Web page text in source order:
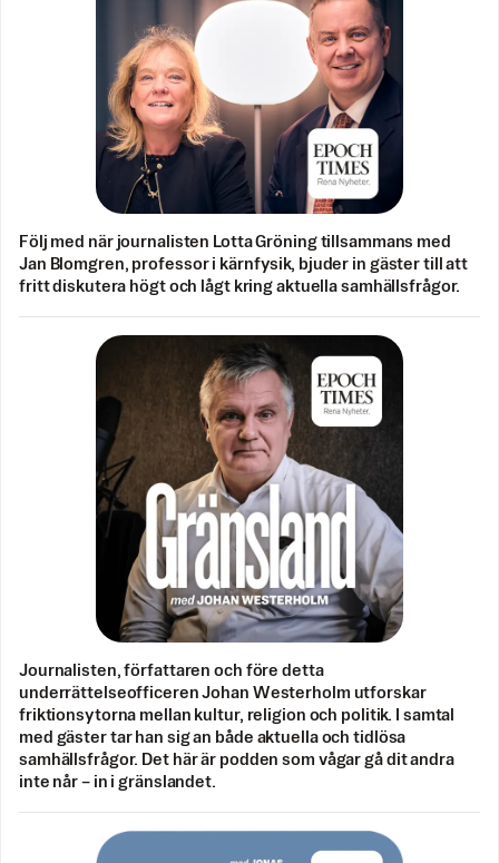
Följ med när journalisten Lotta Gröning tillsammans med
Jan Blomgren, professor i kärnfysik, bjuder in gäster till att
fritt diskutera högt och lågt kring aktuella samhällsfrågor.
Journalisten, författaren och före detta
underrättelseofficeren Johan Westerholm utforskar
friktionsytorna mellan kultur, religion och politik. I samtal
med gäster tar han sig an både aktuella och tidlösa
samhällsfrågor. Det här är podden som vågar gå dit andra
inte når – in i gränslandet.